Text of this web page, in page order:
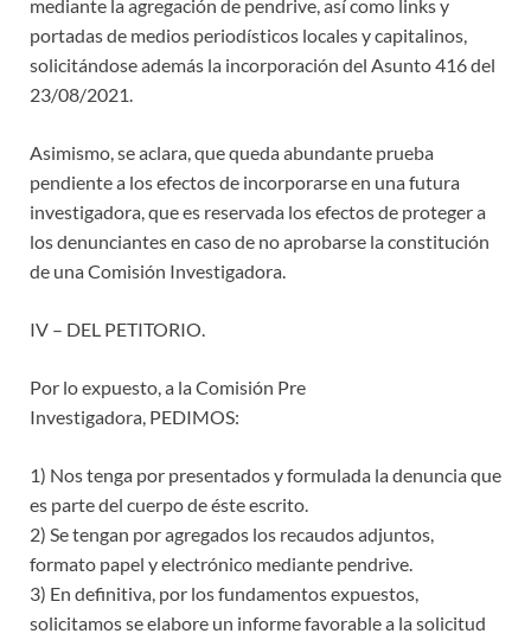
mediante la agregación de pendrive, así como links y
portadas de medios periodísticos locales y capitalinos,
solicitándose además la incorporación del Asunto 416 del
23/08/2021.
​Asimismo, se aclara, que queda abundante prueba
pendiente a los efectos de incorporarse en una futura
investigadora, que es reservada los efectos de proteger a
los denunciantes en caso de no aprobarse la constitución
de una Comisión Investigadora.
IV – DEL PETITORIO.
Por lo expuesto, a la Comisión Pre
Investigadora, PEDIMOS:
1) Nos tenga por presentados y formulada la denuncia que
es parte del cuerpo de éste escrito.
2) Se tengan por agregados los recaudos adjuntos,
formato papel y electrónico mediante pendrive.
3) En definitiva, por los fundamentos expuestos,
solicitamos se elabore un informe favorable a la solicitud